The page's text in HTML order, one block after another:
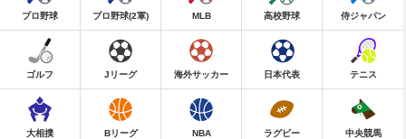
プロ野球 プロ野球(2軍) MLB 高校野球 侍ジャパン
ゴルフ Jリーグ 海外サッカー 日本代表 テニス
大相撲 Bリーグ NBA ラグビー 中央競馬